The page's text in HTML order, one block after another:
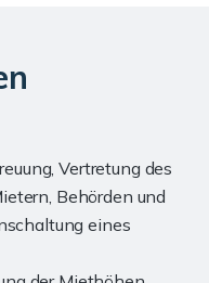
Vertretung des
Behörden und
eines